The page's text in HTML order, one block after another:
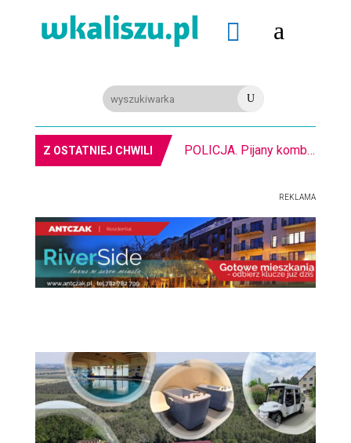
 a
U
Z OSTATNIEJ CHWILI POLICJA. Pijany kombajnista. Miał ponad 2 promile alkoholu
REKLAMA